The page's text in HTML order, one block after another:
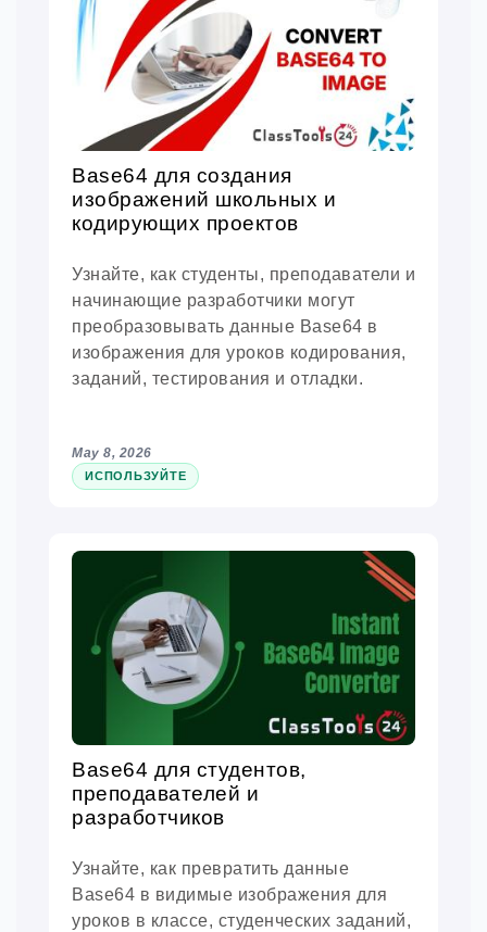
Base64 для создания
изображений школьных и
кодирующих проектов
Узнайте, как студенты, преподаватели и
начинающие разработчики могут
преобразовывать данные Base64 в
изображения для уроков кодирования,
заданий, тестирования и отладки.
May 8, 2026
ИСПОЛЬЗУЙТЕ
Base64 для студентов,
преподавателей и
разработчиков
Узнайте, как превратить данные
Base64 в видимые изображения для
уроков в классе, студенческих заданий,